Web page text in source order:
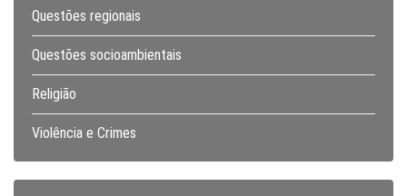
Questões regionais
Questões socioambientais
Religião
Violência e Crimes